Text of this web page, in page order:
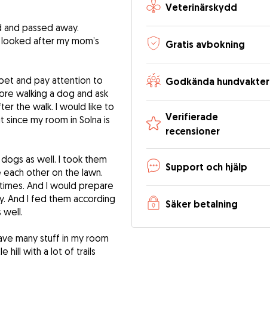
passed away.
after my mom’s
and pay attention to
walking a dog and ask
the walk. I would like to
my room in Solna is
as well. I took them
other on the lawn.
And I would prepare
And I fed them according
well.
many stuff in my room
hill with a lot of trails
Veterinärskydd
Gratis avbokning
Godkända hundvakter
Verifierade
recensioner
Support och hjälp
Säker betalning